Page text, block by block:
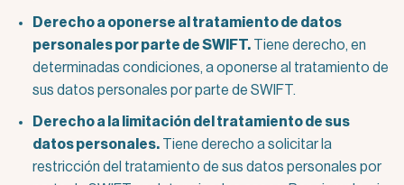
Derecho a oponerse al tratamiento de datos
personales por parte de SWIFT.Tiene derecho, en
determinadas condiciones, a oponerse al tratamiento de
sus datos personales por parte de SWIFT.
Derecho a la limitación del tratamiento de sus
datos personales.Tiene derecho a solicitar la
restricción del tratamiento de sus datos personales por